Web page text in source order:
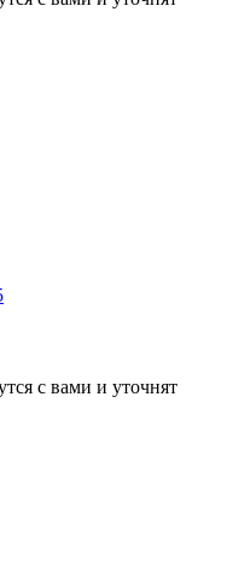
с вами и уточнят